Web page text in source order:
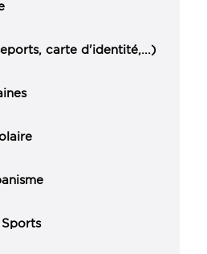
carte d'identité,...)